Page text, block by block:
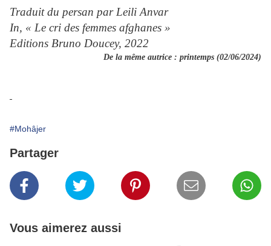
Traduit du persan par Leili Anvar
In, « Le cri des femmes afghanes »
Editions Bruno Doucey, 2022
De la même autrice : printemps (02/06/2024)
#Mohâjer
Partager
Vous aimerez aussi